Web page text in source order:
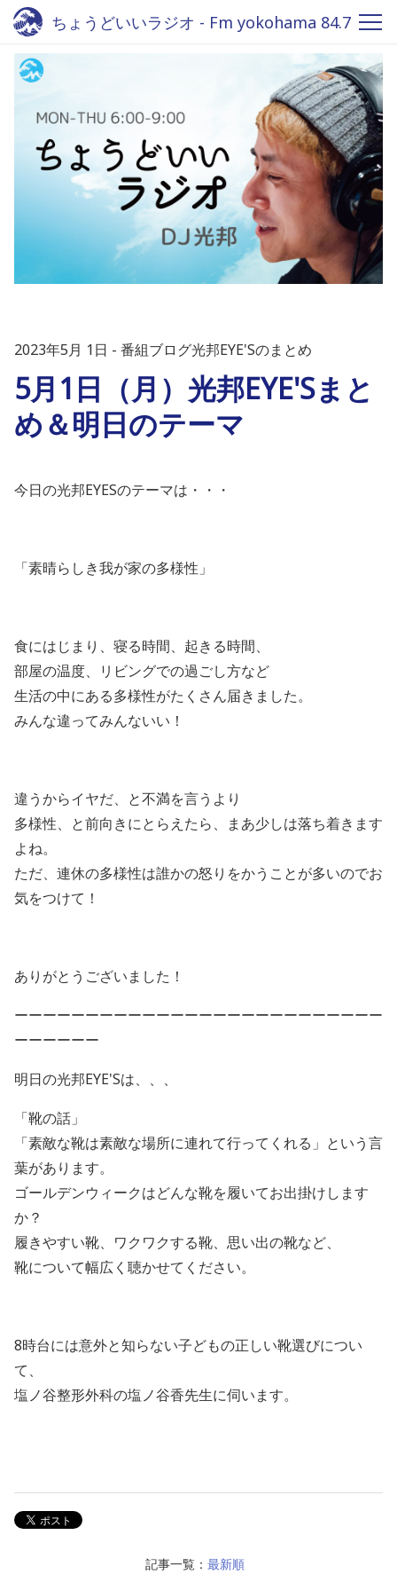
ちょうどいいラジオ - Fm yokohama 84.7
2023年5月 1日 番組ブログ光邦EYE'Sのまとめ
5月1日（月）光邦EYE'Sまと
め＆明日のテーマ
今日の光邦EYESのテーマは・・・
「素晴らしき我が家の多様性」
食にはじまり、寝る時間、起きる時間、
部屋の温度、リビングでの過ごし方など
生活の中にある多様性がたくさん届きました。
みんな違ってみんないい！
違うからイヤだ、と不満を言うより
多様性、と前向きにとらえたら、まあ少しは落ち着きます
よね。
ただ、連休の多様性は誰かの怒りをかうことが多いのでお
気をつけて！
ありがとうございました！
ーーーーーーーーーーーーーーーーーーーーーーーーーー
ーーーーーー
明日の光邦EYE'Sは、、、
「靴の話」
「素敵な靴は素敵な場所に連れて行ってくれる」という言
葉があります。
ゴールデンウィークはどんな靴を履いてお出掛けします
か？
履きやすい靴、ワクワクする靴、思い出の靴など、
靴について幅広く聴かせてください。
8時台には意外と知らない子どもの正しい靴選びについ
て、
塩ノ谷整形外科の塩ノ谷香先生に伺います。
記事一覧： 最新順